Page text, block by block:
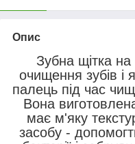
Опис
Зубна щітка
очищення зубів і
палець під час
Вона
має м'яку
засобу -